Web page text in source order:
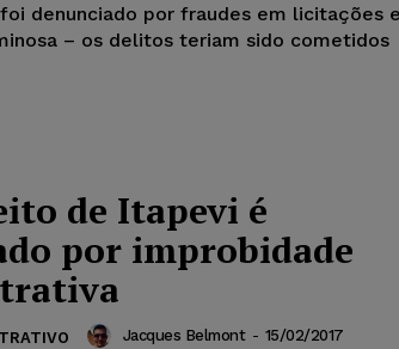
denunciado por fraudes em licitações e
– os delitos teriam sido cometidos
de Itapevi é
por improbidade
Jacques Belmont - 15/02/2017